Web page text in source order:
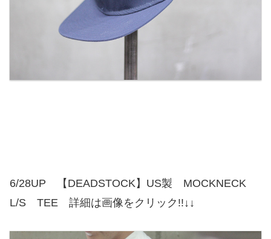
6/28UP 【DEADSTOCK】US製 MOCKNECK
L/S TEE 詳細は画像をクリック!!↓↓